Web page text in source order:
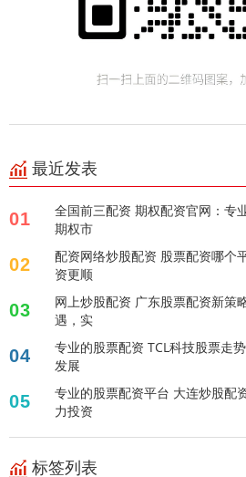
最近发表
01
全国前三配资 期权配资官网：专
期权市
02
配资网络炒股配资 股票配资哪个
资更顺
03
网上炒股配资 广东股票配资新策
遇，实
04
专业的股票配资 TCL科技股票走
发展
05
专业的股票配资平台 大连炒股配
力投资
标签列表